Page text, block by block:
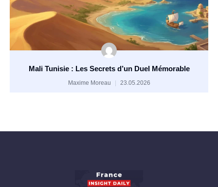
Mali Tunisie : Les Secrets d’un Duel Mémorable
Maxime Moreau 23.05.2026